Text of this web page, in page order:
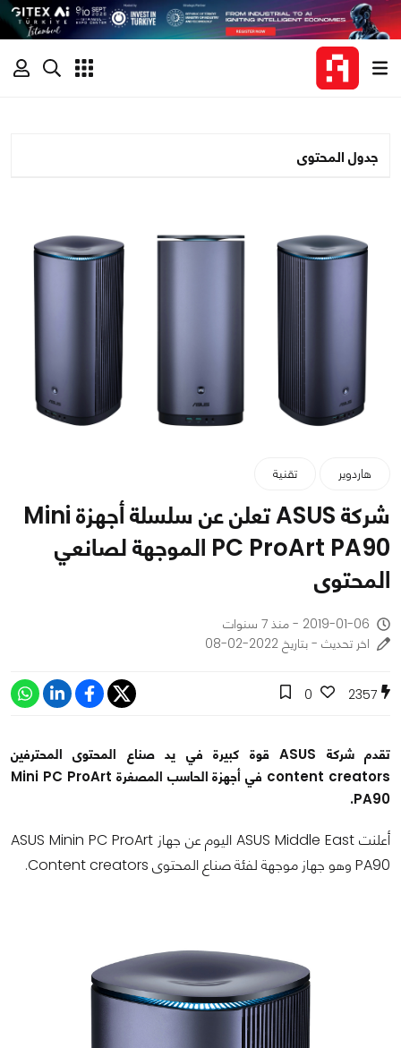
جدول المحتوى
هاردوير تقنية
شركة ASUS تعلن عن سلسلة أجهزة Mini
PC ProArt PA90 الموجهة لصانعي
المحتوى
2019-01-06 - منذ 7 سنوات
اخر تحديث - بتاريخ 2022-02-08
2357
0
تقدم شركة ASUS قوة كبيرة في يد صناع المحتوى المحترفين
content creators في أجهزة الحاسب المصغرة Mini PC ProArt
PA90.
أعلنت ASUS Middle East اليوم عن جهاز ASUS Minin PC ProArt
PA90 وهو جهاز موجهة لفئة صناع المحتوى Content creators.